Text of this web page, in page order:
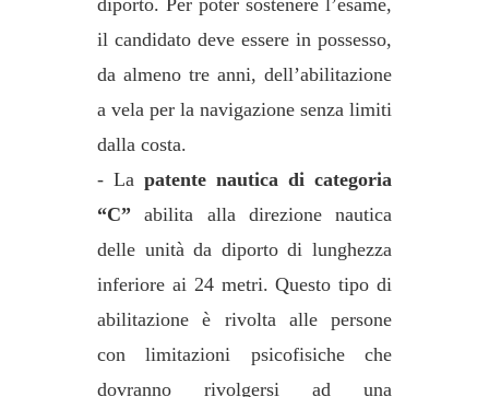
il candidato deve essere in possesso,
da almeno tre anni, dell’abilitazione
a vela per la navigazione senza limiti
dalla costa.
- La patente nautica di categoria
“C” abilita alla direzione nautica
delle unità da diporto di lunghezza
inferiore ai 24 metri. Questo tipo di
abilitazione è rivolta alle persone
con limitazioni psicofisiche che
dovranno rivolgersi ad una